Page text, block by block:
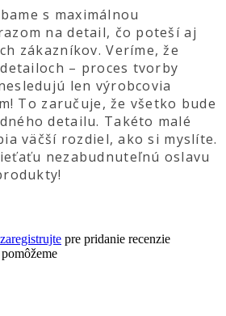
s maximálnou
na detail, čo poteší aj
zákazníkov. Veríme, že
– proces tvorby
len výrobcovia
To zaručuje, že všetko bude
detailu. Takéto malé
väčší rozdiel, ako si myslíte.
nezabudnuteľnú oslavu
zaregistrujte pre pridanie recenzie